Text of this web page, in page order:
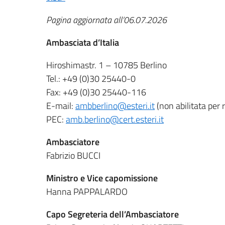
Pagina aggiornata all’06.07.2026
Ambasciata d’Italia
Hiroshimastr. 1 – 10785 Berlino
Tel.: +49 (0)30 25440-0
Fax: +49 (0)30 25440-116
E-mail:ambberlino@esteri.it(non abilitata per
PEC:amb.berlino@cert.esteri.it
Ambasciatore
Fabrizio BUCCI
Ministro e Vice capomissione
Hanna PAPPALARDO
Capo Segreteria dell’Ambasciatore